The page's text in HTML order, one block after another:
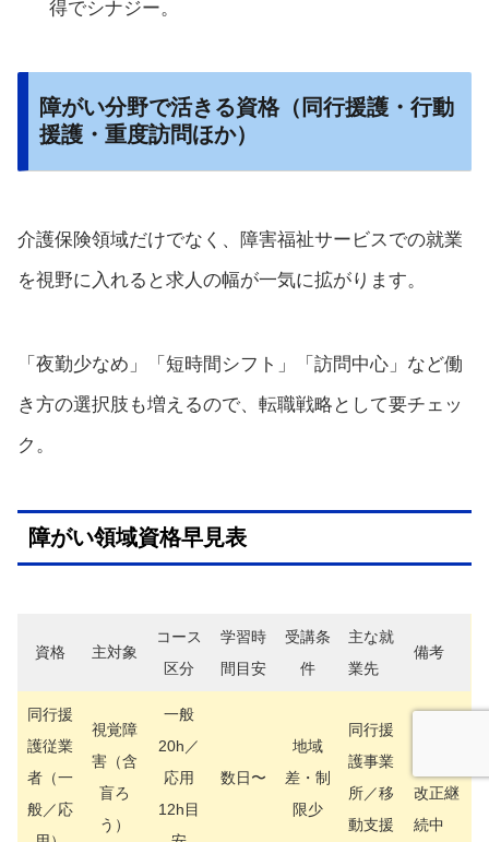
得でシナジー。
障がい分野で活きる資格（同行援護・行動
援護・重度訪問ほか）
介護保険領域だけでなく、障害福祉サービスでの就業
を視野に入れると求人の幅が一気に拡がります。
「夜勤少なめ」「短時間シフト」「訪問中心」など働
き方の選択肢も増えるので、転職戦略として要チェッ
ク。
障がい領域資格早見表
資格 主対象
コース
区分
学習時
間目安
受講条
件
主な就
業先
備考
同行援
護従業
者（一
般／応
視覚障
害（含
盲ろ
う）
一般
20h／
応用
12h目
数日〜
地域
差・制
限少
同行援
護事業
所／移
動支援
改正継
続中